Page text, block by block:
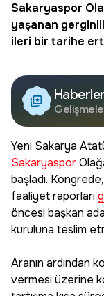
Sakaryaspor
yaşanan
ileri bir tarihe
Edin
Yeni Sakarya
Sakaryaspor
başladı.
faaliyet raporları
öncesi başkan
kuruluna teslim
Aranın ardından
vermesi üzerine